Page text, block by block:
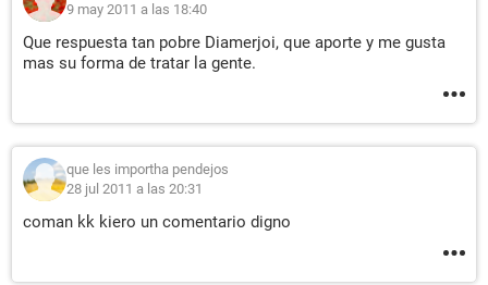
9 may 2011 a las 18:40
Que respuesta tan pobre Diamerjoi, que aporte y me gusta
mas su forma de tratar la gente.
que les importha pendejos
28 jul 2011 a las 20:31
coman kk kiero un comentario digno